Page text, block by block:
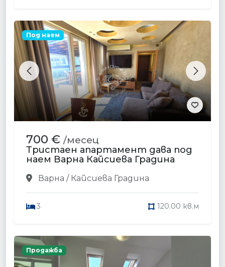
Previous Next
Под наем
700 € /месец
Тристаен апартамент дава под
наем Варна Кайсиева Градина
Варна / Кайсиева Градина
3 120.00 кв.м
Продажба